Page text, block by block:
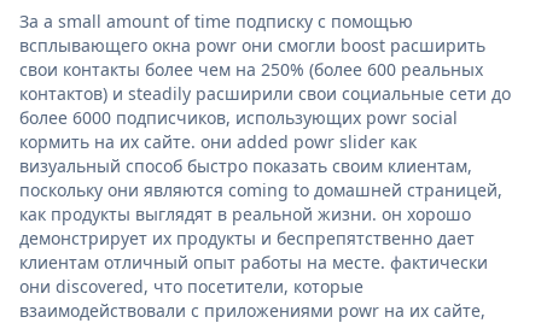
За a small amount of time подписку с помощью
всплывающего окна powr они смогли boost расширить
свои контакты более чем на 250% (более 600 реальных
контактов) и steadily расширили свои социальные сети до
более 6000 подписчиков, использующих powr social
кормить на их сайте. они added powr slider как
визуальный способ быстро показать своим клиентам,
поскольку они являются coming to домашней страницей,
как продукты выглядят в реальной жизни. он хорошо
демонстрирует их продукты и беспрепятственно дает
клиентам отличный опыт работы на месте. фактически
они discovered, что посетители, которые
взаимодействовали с приложениями powr на их сайте,